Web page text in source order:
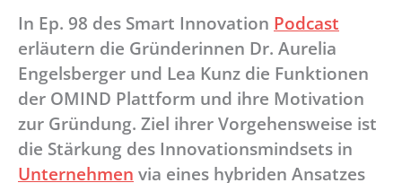
In Ep. 98 des Smart Innovation Podcast
erläutern die Gründerinnen Dr. Aurelia
Engelsberger und Lea Kunz die Funktionen
der OMIND Plattform und ihre Motivation
zur Gründung. Ziel ihrer Vorgehensweise ist
die Stärkung des Innovationsmindsets in
Unternehmen via eines hybriden Ansatzes